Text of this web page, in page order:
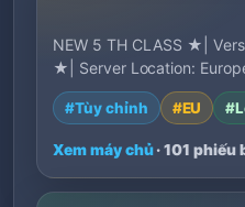
NEW 5 TH CLASS ★|
★| Server Location:
GR…
#Tùy chỉnh #EU
Xem máy chủ· 101 phiếu